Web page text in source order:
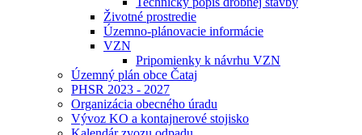
Životné prostredie
Územno-plánovacie informácie
VZN
Pripomienky k návrhu VZN
Územný plán obce Čataj
PHSR 2023 - 2027
Organizácia obecného úradu
Vývoz KO a kontajnerové stojisko